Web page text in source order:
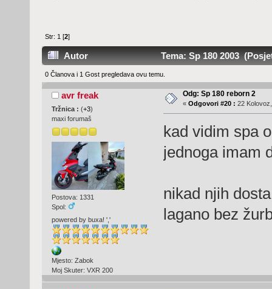
Str: 1 [2]
Autor Tema: Sp 180 2003
0 Članova i 1 Gost pregledava ovu temu.
avr freak
Tržnica : (+3)
maxi forumaš
Postova: 1331
Spol:
powered by buxa! ','
Mjesto: Zabok
Moj Skuter: VXR 200
Odg: Sp 180 reborn 2
« Odgovori #20 : 22
kad vidim spa
jednoga imam
nikad njih
lagano bez